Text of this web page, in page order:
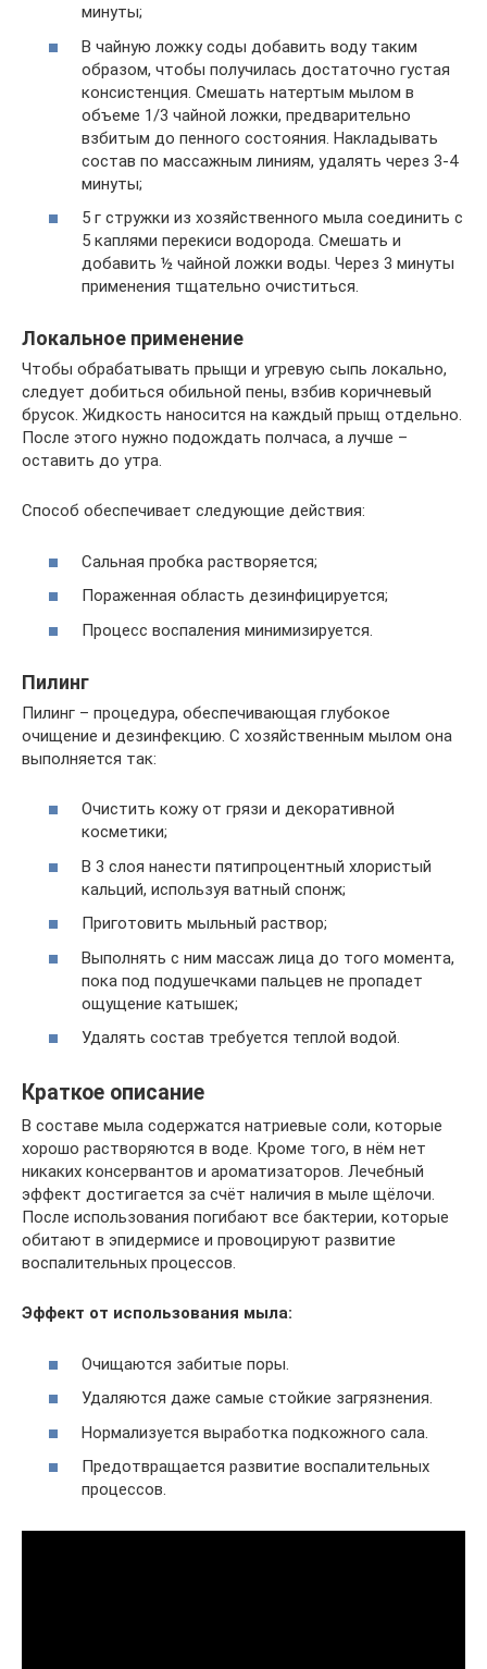
минуты;
В чайную ложку соды добавить воду таким
образом, чтобы получилась достаточно густая
консистенция. Смешать натертым мылом в
объеме 1/3 чайной ложки, предварительно
взбитым до пенного состояния. Накладывать
состав по массажным линиям, удалять через 3-4
минуты;
5 г стружки из хозяйственного мыла соединить с
5 каплями перекиси водорода. Смешать и
добавить ½ чайной ложки воды. Через 3 минуты
применения тщательно очиститься.
Локальное применение
Чтобы обрабатывать прыщи и угревую сыпь локально,
следует добиться обильной пены, взбив коричневый
брусок. Жидкость наносится на каждый прыщ отдельно.
После этого нужно подождать полчаса, а лучше –
оставить до утра.
Способ обеспечивает следующие действия:
Сальная пробка растворяется;
Пораженная область дезинфицируется;
Процесс воспаления минимизируется.
Пилинг
Пилинг – процедура, обеспечивающая глубокое
очищение и дезинфекцию. С хозяйственным мылом она
выполняется так:
Очистить кожу от грязи и декоративной
косметики;
В 3 слоя нанести пятипроцентный хлористый
кальций, используя ватный спонж;
Приготовить мыльный раствор;
Выполнять с ним массаж лица до того момента,
пока под подушечками пальцев не пропадет
ощущение катышек;
Удалять состав требуется теплой водой.
Краткое описание
В составе мыла содержатся натриевые соли, которые
хорошо растворяются в воде. Кроме того, в нём нет
никаких консервантов и ароматизаторов. Лечебный
эффект достигается за счёт наличия в мыле щёлочи.
После использования погибают все бактерии, которые
обитают в эпидермисе и провоцируют развитие
воспалительных процессов.
Эффект от использования мыла:
Очищаются забитые поры.
Удаляются даже самые стойкие загрязнения.
Нормализуется выработка подкожного сала.
Предотвращается развитие воспалительных
процессов.